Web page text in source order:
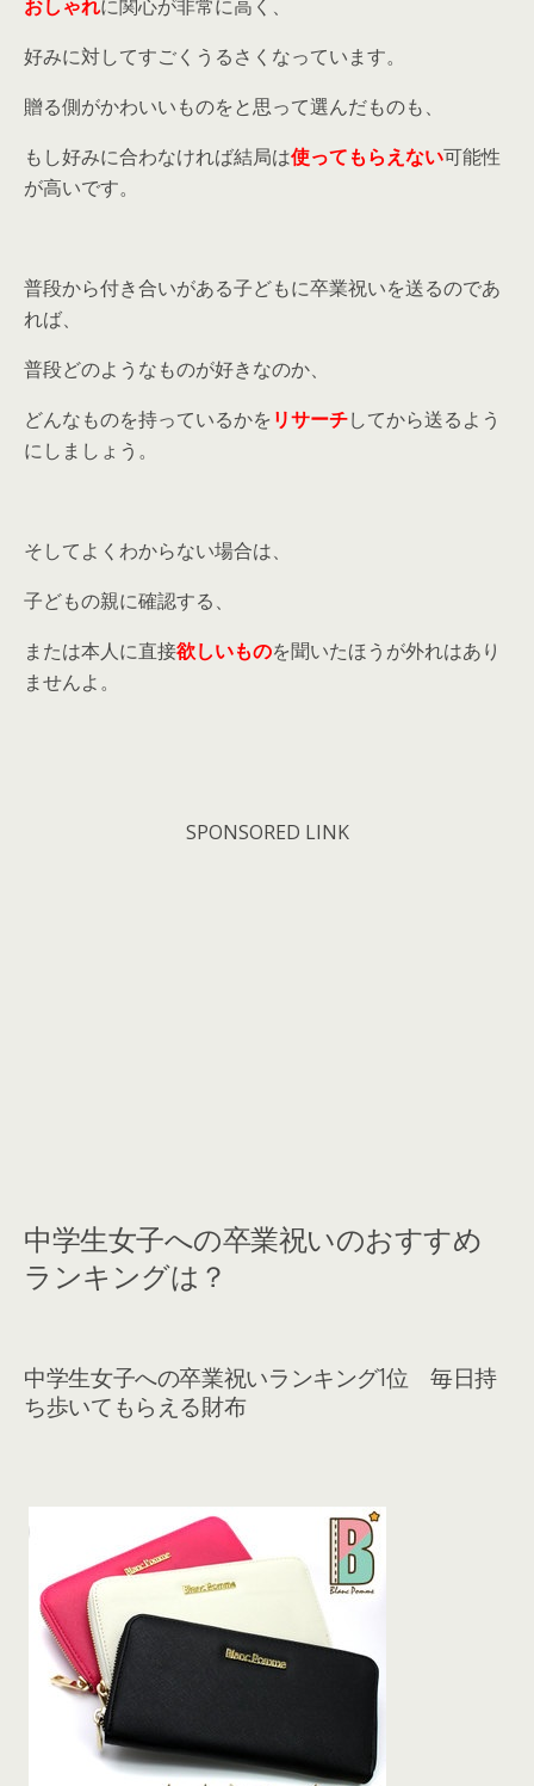
おしゃれに関心が非常に高く、
好みに対してすごくうるさくなっています。
贈る側がかわいいものをと思って選んだものも、
もし好みに合わなければ結局は使ってもらえない可能性
が高いです。
普段から付き合いがある子どもに卒業祝いを送るのであ
れば、
普段どのようなものが好きなのか、
どんなものを持っているかを リサーチしてから送るよう
にしましょう。
そしてよくわからない場合は、
子どもの親に確認する、
または本人に直接欲しいものを聞いたほうが外れはあり
ませんよ。
SPONSORED LINK
中学生女子への卒業祝いのおすすめ
ランキングは？
中学生女子への卒業祝いランキング1位 毎日持
ち歩いてもらえる財布